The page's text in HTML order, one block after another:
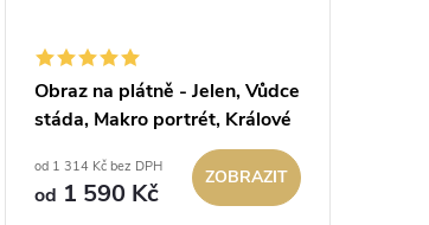
Obraz na plátně - Jelen, Vůdce
stáda, Makro portrét, Králové
od 1 314 Kč bez DPH
od 1 590 Kč
ZOBRAZIT